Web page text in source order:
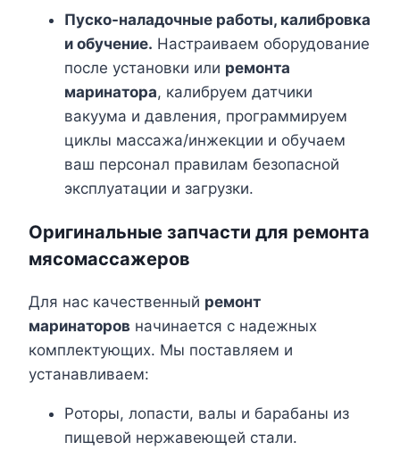
Пуско-наладочные работы, калибровка
и обучение. Настраиваем оборудование
после установки или ремонта
маринатора, калибруем датчики
вакуума и давления, программируем
циклы массажа/инжекции и обучаем
ваш персонал правилам безопасной
эксплуатации и загрузки.
Оригинальные запчасти для ремонта
мясомассажеров
Для нас качественный ремонт
маринаторов начинается с надежных
комплектующих. Мы поставляем и
устанавливаем:
Роторы, лопасти, валы и барабаны из
пищевой нержавеющей стали.